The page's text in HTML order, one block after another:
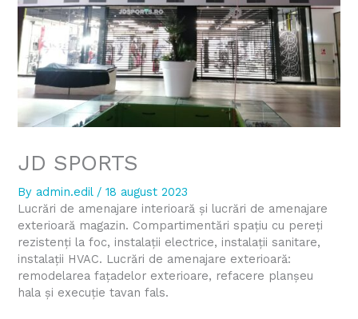
JD SPORTS
By admin.edil /18 august 2023
Lucrări de amenajare interioară şi lucrări de amenajare
exterioară magazin. Compartimentări spaţiu cu pereţi
rezistenţi la foc, instalaţii electrice, instalaţii sanitare,
instalaţii HVAC. Lucrări de amenajare exterioară:
remodelarea faţadelor exterioare, refacere planşeu
hala şi execuţie tavan fals.